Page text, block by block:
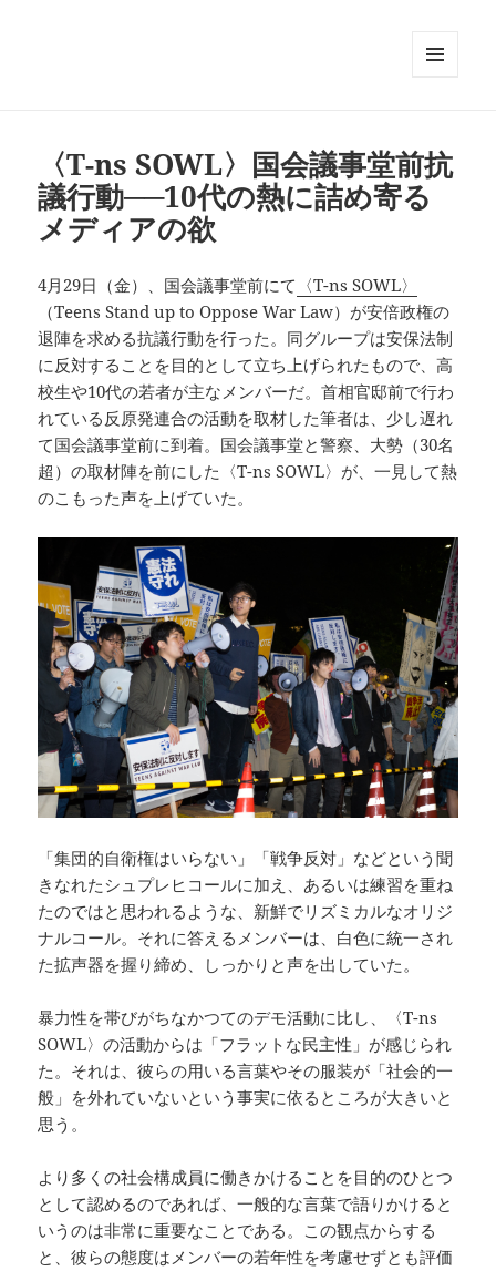
ット
〈T-ns SOWL〉国会議事堂前抗
議行動──10代の熱に詰め寄る
メディアの欲
4月29日（金）、国会議事堂前にて 〈T-ns SOWL〉
（Teens Stand up to Oppose War Law）が安倍政権の
退陣を求める抗議行動を行った。同グループは安保法制
に反対することを目的として立ち上げられたもので、高
校生や10代の若者が主なメンバーだ。首相官邸前で行わ
れている反原発連合の活動を取材した筆者は、少し遅れ
て国会議事堂前に到着。国会議事堂と警察、大勢（30名
超）の取材陣を前にした〈T-ns SOWL〉が、一見して熱
のこもった声を上げていた。
「集団的自衛権はいらない」「戦争反対」などという聞
きなれたシュプレヒコールに加え、あるいは練習を重ね
たのではと思われるような、新鮮でリズミカルなオリジ
ナルコール。それに答えるメンバーは、白色に統一され
た拡声器を握り締め、しっかりと声を出していた。
暴力性を帯びがちなかつてのデモ活動に比し、〈T-ns
SOWL〉の活動からは「フラットな民主性」が感じられ
た。それは、彼らの用いる言葉やその服装が「社会的一
般」を外れていないという事実に依るところが大きいと
思う。
より多くの社会構成員に働きかけることを目的のひとつ
として認めるのであれば、一般的な言葉で語りかけると
いうのは非常に重要なことである。この観点からする
と、彼らの態度はメンバーの若年性を考慮せずとも評価